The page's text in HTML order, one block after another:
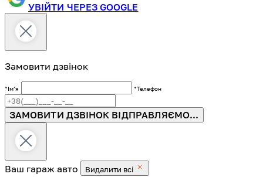
УВІЙТИ ЧЕРЕЗ GOOGLE
Замовити дзвінок
*Імʼя *Телефон
ЗАМОВИТИ ДЗВІНОК ВІДПРАВЛЯЄМО...
Ваш гараж авто Видалити всі